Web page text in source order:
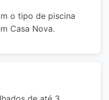
o tipo de piscina
Casa Nova.